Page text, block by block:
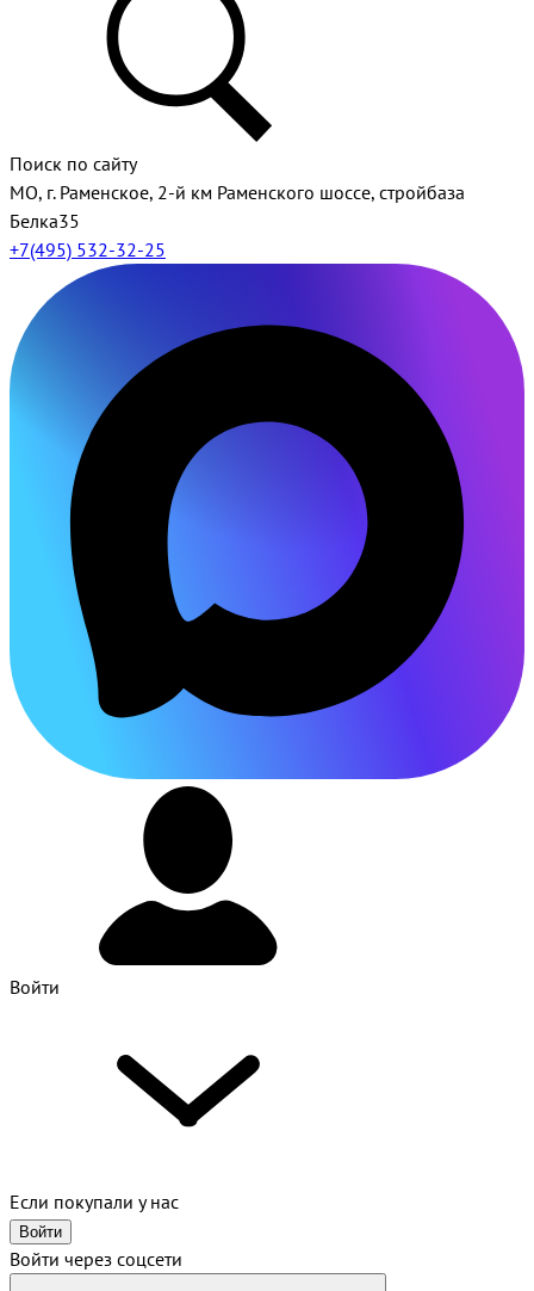
Поиск по сайту
МО, г. Раменское, 2-й км Раменского шоссе, стройбаза
Белка35
+7(495) 532-32-25
Войти
Если покупали у нас
Войти
Войти через соцсети